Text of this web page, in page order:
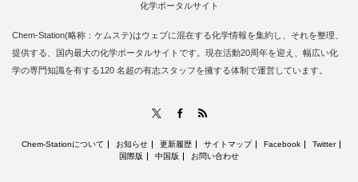
化学ポータルサイト
Chem-Station(略称：ケムステ)はウェブに混在する化学情報を集約し、それを整理、
提供する、国内最大の化学ポータルサイトです。現在活動20周年を迎え、幅広い化
学の専門知識を有する120 名超の有志スタッフを擁する体制で運営しています。
Facebook
Chem-Stationについて お知らせ 更新履歴 サイトマップ Facebook
Twitter
国際版
中国版 お問い合わせ